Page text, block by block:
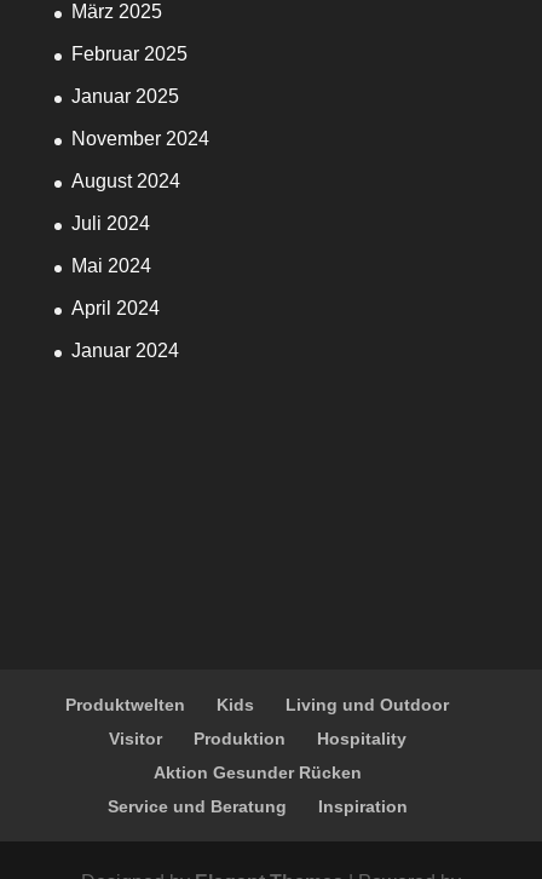
März 2025
Februar 2025
Januar 2025
November 2024
August 2024
Juli 2024
Mai 2024
April 2024
Januar 2024
Produktwelten Kids
Living und Outdoor
Visitor
Produktion
Hospitality
Aktion Gesunder Rücken
Service und Beratung
Inspiration